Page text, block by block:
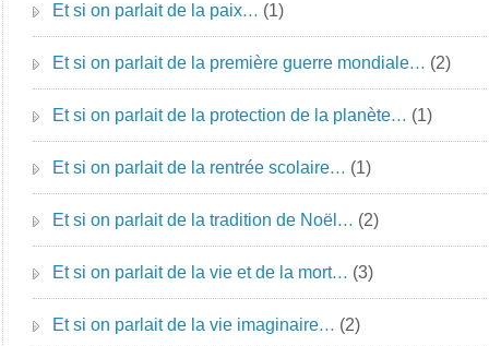
Et si on parlait de la paix… (1)
Et si on parlait de la première guerre mondiale… (2)
Et si on parlait de la protection de la planète… (1)
Et si on parlait de la rentrée scolaire… (1)
Et si on parlait de la tradition de Noël… (2)
Et si on parlait de la vie et de la mort… (3)
Et si on parlait de la vie imaginaire… (2)